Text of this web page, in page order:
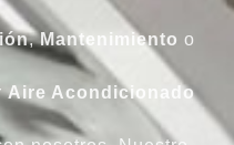
,Mantenimiento o
Aire Acondicionado